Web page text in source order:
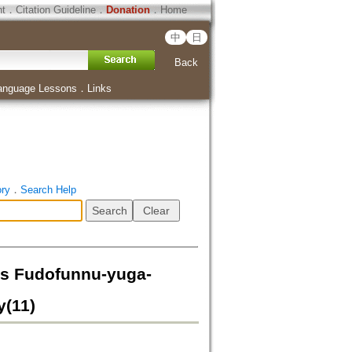
．Citation Guideline． Donation．Home
中 日
Back
Lessons ． Links
． Search Help
Fudofunnu-yuga-